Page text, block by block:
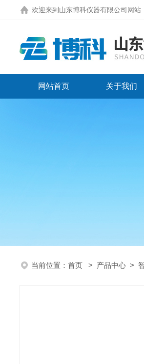
欢迎来到 山东博科仪器有限公司网站
网站首页 关于我们
当前位置： 首页 > 产品中心 >